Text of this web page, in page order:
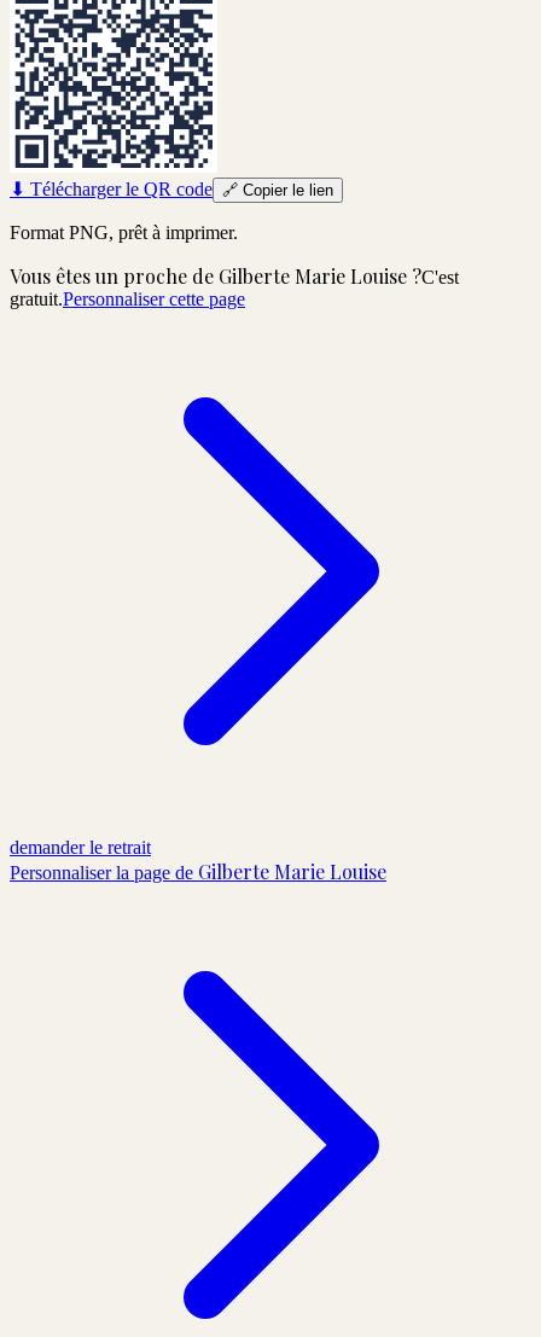
⬇ Télécharger le QR code 🔗 Copier le lien
Format PNG, prêt à imprimer.
Vous êtes un proche de Gilberte Marie Louise ?C'est
gratuit.Personnaliser cette page
demander le retrait
Personnaliser la page de Gilberte Marie Louise